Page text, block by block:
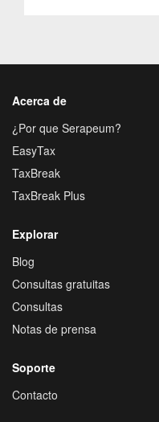
Acerca de
¿Por que Serapeum?
EasyTax
TaxBreak
TaxBreak Plus
Explorar
Blog
Consultas gratuitas
Consultas
Notas de prensa
Soporte
Contacto